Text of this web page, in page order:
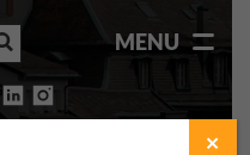
Rechercher
CSP
Vaud
MENU
✕